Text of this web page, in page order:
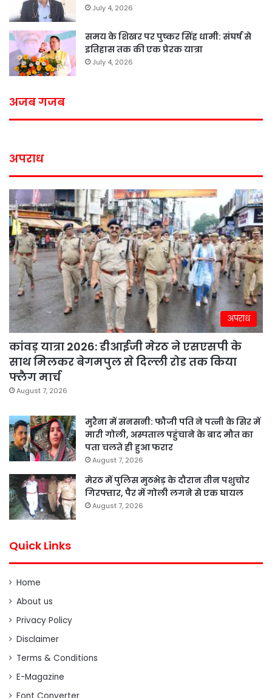
July 4, 2026
समय के शिखर पर पुष्कर सिंह धामी: संघर्ष से
इतिहास तक की एक प्रेरक यात्रा
July 4, 2026
अजब गजब
अपराध
अपराध
कांवड़ यात्रा 2026: डीआईजी मेरठ ने एसएसपी के
साथ मिलकर बेगमपुल से दिल्ली रोड तक किया
फ्लैग मार्च
August 7, 2026
मुरैना में सनसनी: फौजी पति ने पत्नी के सिर में
मारी गोली, अस्पताल पहुंचाने के बाद मौत का
पता चलते ही हुआ फरार
August 7, 2026
मेरठ में पुलिस मुठभेड़ के दौरान तीन पशुचोर
गिरफ्तार, पैर में गोली लगने से एक घायल
August 7, 2026
Quick Links
Home
About us
Privacy Policy
Disclaimer
Terms & Conditions
E-Magazine
Font Converter